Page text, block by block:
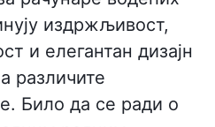
издржљивост,
и елегантан дизајн
различите
Било да се ради о